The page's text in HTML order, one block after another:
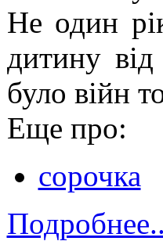
Не один
дитину
було війн
Еще про:
сорочка